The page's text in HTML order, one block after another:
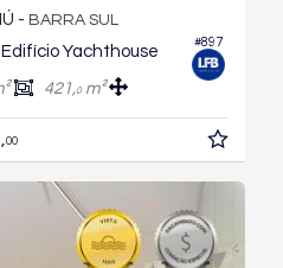
#897
- BARRA SUL
Yachthouse
421,0m²
00